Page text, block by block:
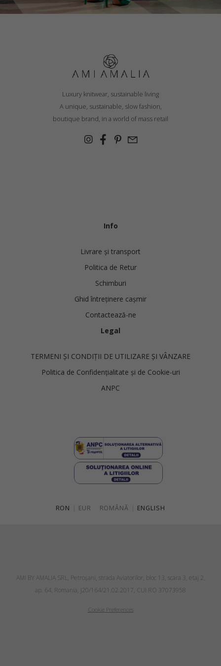
Luxury knitwear, sustainable living
A unique, sustainable, slow fashion,
boutique brand, in a world of mass retail
Info
Livrare și transport
Politica de Retur
Schimburi
Ghid întreținere cașmir
Contactează-ne
Legal
TERMENI ȘI CONDIȚII DE UTILIZARE ȘI VÂNZARE
Politica de Confidențialitate și de Cookie-uri
ANPC
RON EUR ROMÂNĂ ENGLISH
AMI BY AMALIA SRL, Petroşani, strada Aviatorilor, bloc 13, scara 3, etaj 2,
ap. 64, Romania, J20/164/21.02.2017, CUI RO 37073958
Cookie Preferences